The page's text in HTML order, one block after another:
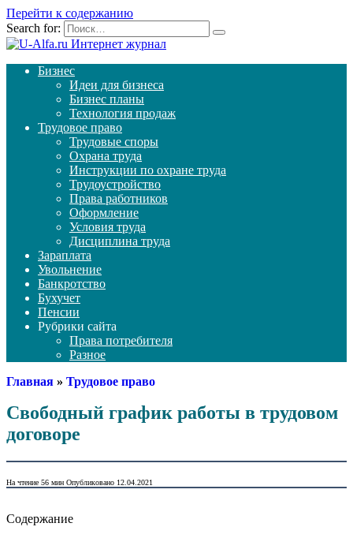
Перейти к содержанию
Search for:
Бизнес
Идеи для бизнеса
Бизнес планы
Технология продаж
Трудовое право
Трудовые споры
Охрана труда
Инструкции по охране труда
Трудоустройство
Права работников
Оформление
Условия труда
Дисциплина труда
Зараплата
Увольнение
Банкротство
Бухучет
Пенсии
Рубрики сайта
Права потребителя
Разное
Главная » Трудовое право
Свободный график работы в трудовом
договоре
На чтение 56 мин Опубликовано 12.04.2021
Содержание